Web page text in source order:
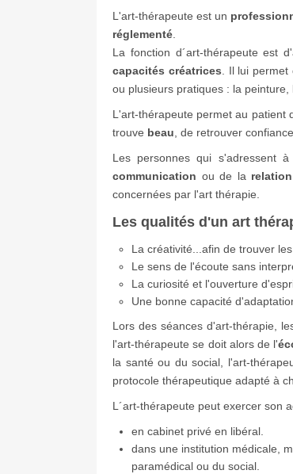
L'art-thérapeute est un
réglementé.
La fonction d´art-thérapeute est
capacités créatrices. Il lui permet
ou plusieurs pratiques : la
L'art-thérapeute permet au patient
trouve beau, de retrouver
Les personnes qui s'adressent
communication ou de la relation
concernées par l'art thérapie.
Les qualités d'un art
La créativité...afin de trouver
Le sens de l'écoute sans
La curiosité et l'ouverture
Une bonne capacité
Lors des séances d'art-thérapie,
l'art-thérapeute se doit alors de l'
la santé ou du social, l'art-
protocole thérapeutique adapté à
L´art-thérapeute peut exercer son
en cabinet privé en libéral.
dans une institution médicale,
paramédical ou du social.